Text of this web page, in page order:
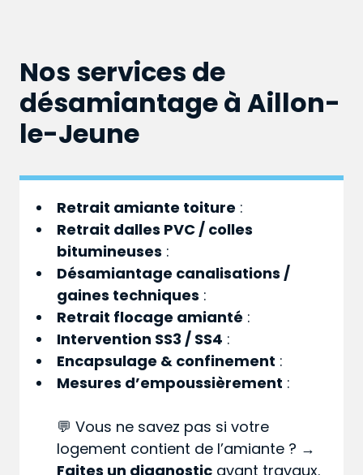
Nos services de
désamiantage à Aillon-
le-Jeune
Retrait amiante toiture :
Retrait dalles PVC / colles
bitumineuses :
Désamiantage canalisations /
gaines techniques :
Retrait flocage amianté :
Intervention SS3 / SS4 :
Encapsulage & confinement :
Mesures d’empoussièrement :
💬 Vous ne savez pas si votre
logement contient de l’amiante ? →
Faites un diagnostic avant travaux.